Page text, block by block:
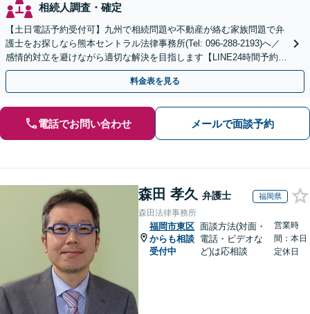
相続人調査・確定
【土日電話予約受付可】九州で相続問題や不動産が絡む家族問題で弁
護士をお探しなら熊本セントラル法律事務所(Tel: 096-288-2193)へ／
感情的対立を避けながら適切な解決を目指します【LINE24時間予約受
付可】【休日・夜間相談可】
料金表を見る
電話でお問い合わせ メールで面談予約
森田 孝久 弁護士 福岡県
森田法律事務所
福岡市東区
からも相談
受付中
面談方法(対面・
電話・ビデオな
ど)は応相談
営業時
間：本日
定休日